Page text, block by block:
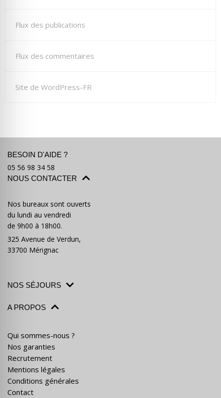
Flux des publications
Flux des commentaires
Site de WordPress-FR
BESOIN D'AIDE ?
05 56 98 34 58
NOUS CONTACTER
Nos bureaux sont ouverts
du lundi au vendredi
de 9h00 à 18h00.
325 Avenue de Verdun,
33700 Mérignac
NOS SÉJOURS
A PROPOS
Qui sommes-nous ?
Nos garanties
Recrutement
Mentions légales
Conditions générales
Contact